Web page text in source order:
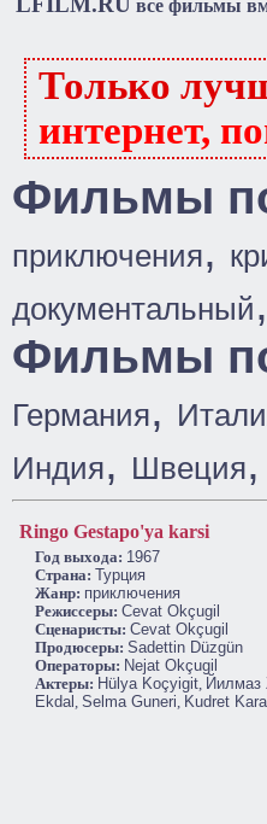
все фильмы
Только
интернет,
Фильмы
приключения,
документальный,
Фильмы
Германия,
Индия, Швеция,
Ringo Gestapo'ya karsi
Год выхода: 1967
Cтрана:
Турция
Жанр: приключения
Режиссеры: Cevat Okçugil
Сценаристы: Cevat Okçugil
Продюсеры: Sadettin Düzgün
Операторы: Nejat Okçugil
Актеры: Hülya Koçyigit,
Ekdal, Selma Guneri, Kudret